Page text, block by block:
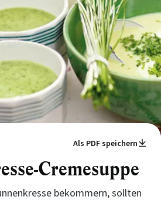
Als PDF speichern
Cremesuppe
bekommern, sollten